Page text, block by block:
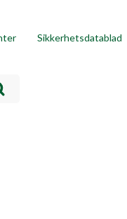
Sikkerhetsdatablad